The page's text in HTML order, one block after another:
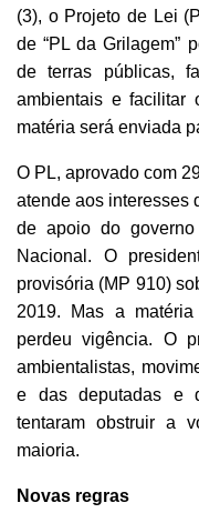
(3), o Projeto de Lei
de “PL da Grilagem”
de terras públicas,
ambientais e facilitar
matéria será enviada
O PL, aprovado com
atende aos interesses
de apoio do
Nacional. O
provisória (MP 910)
2019. Mas a
perdeu vigência. O
ambientalistas,
e das deputadas e
tentaram obstruir a
maioria.
Novas regras